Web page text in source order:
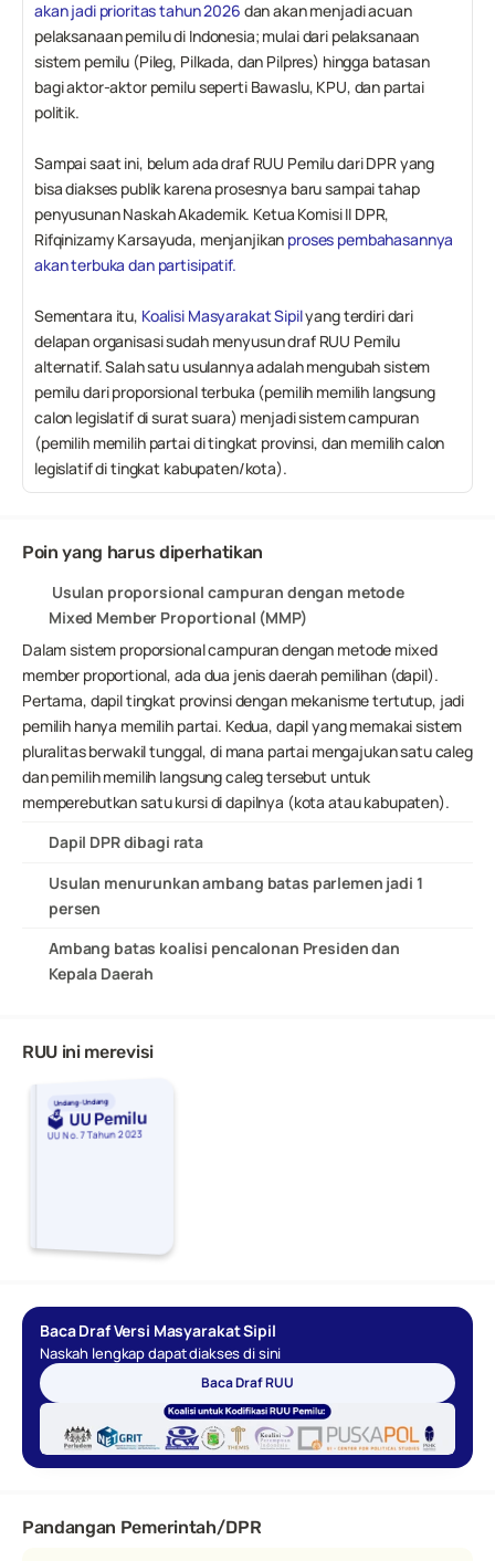
akan jadi prioritas tahun 2026 dan akan menjadi acuan
pelaksanaan pemilu di Indonesia; mulai dari pelaksanaan
sistem pemilu (Pileg, Pilkada, dan Pilpres) hingga batasan
bagi aktor-aktor pemilu seperti Bawaslu, KPU, dan partai
politik.
Sampai saat ini, belum ada draf RUU Pemilu dari DPR yang
bisa diakses publik karena prosesnya baru sampai tahap
penyusunan Naskah Akademik. Ketua Komisi II DPR,
Rifqinizamy Karsayuda, menjanjikan proses pembahasannya
akan terbuka dan partisipatif.
Sementara itu, Koalisi Masyarakat Sipil yang terdiri dari
delapan organisasi sudah menyusun draf RUU Pemilu
alternatif. Salah satu usulannya adalah mengubah sistem
pemilu dari proporsional terbuka (pemilih memilih langsung
calon legislatif di surat suara) menjadi sistem campuran
(pemilih memilih partai di tingkat provinsi, dan memilih calon
legislatif di tingkat kabupaten/kota).
Poin yang harus diperhatikan
Mixed Member Proportional (MMP)
Dalam sistem proporsional campuran dengan metode mixed
member proportional, ada dua jenis daerah pemilihan (dapil).
Pertama, dapil tingkat provinsi dengan mekanisme tertutup, jadi
pemilih hanya memilih partai. Kedua, dapil yang memakai sistem
pluralitas berwakil tunggal, di mana partai mengajukan satu caleg
dan pemilih memilih langsung caleg tersebut untuk
memperebutkan satu kursi di dapilnya (kota atau kabupaten).
Dapil DPR dibagi rata
Usulan menurunkan ambang batas parlemen jadi 1
persen
Ambang batas koalisi pencalonan Presiden dan
Kepala Daerah
RUU ini merevisi
Undang-Undang
🗳  UU Pemilu
UU No. 7 Tahun 2023
Baca Draf Versi Masyarakat Sipil
Naskah lengkap dapat diakses di sini
Baca Draf RUU
Pandangan Pemerintah/DPR